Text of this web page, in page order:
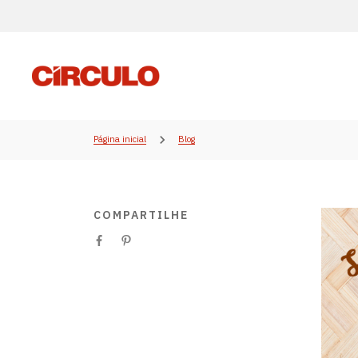
Página inicial Blog
COMPARTILHE